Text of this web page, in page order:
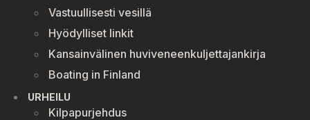
Vastuullisesti vesillä
Hyödylliset linkit
Kansainvälinen huviveneenkuljettajankirja
Boating in Finland
URHEILU
Kilpapurjehdus